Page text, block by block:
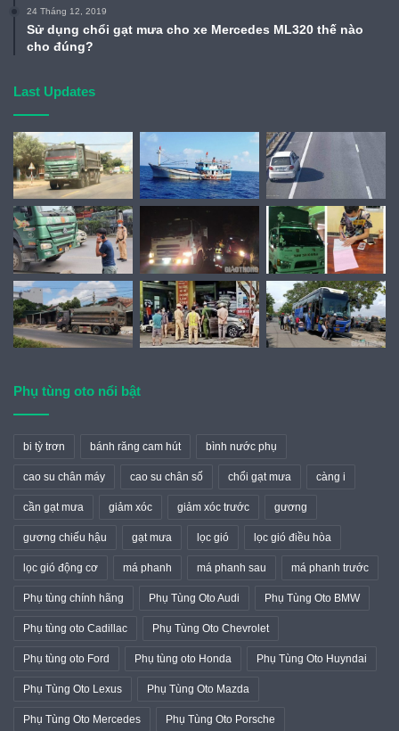
24 Tháng 12, 2019
Sử dụng chổi gạt mưa cho xe Mercedes ML320 thế nào
cho đúng?
Last Updates
Phụ tùng oto nổi bật
bi tỳ trơn bánh răng cam hút bình nước phụ
cao su chân máy cao su chân số chổi gạt mưa càng i
cần gạt mưa giảm xóc giảm xóc trước gương
gương chiếu hậu gạt mưa lọc gió lọc gió điều hòa
lọc gió động cơ má phanh má phanh sau má phanh trước
Phụ tùng chính hãng Phụ Tùng Oto Audi Phụ Tùng Oto BMW
Phụ tùng oto Cadillac Phụ Tùng Oto Chevrolet
Phụ tùng oto Ford Phụ tùng oto Honda Phụ Tùng Oto Huyndai
Phụ Tùng Oto Lexus Phụ Tùng Oto Mazda
Phụ Tùng Oto Mercedes Phụ Tùng Oto Porsche